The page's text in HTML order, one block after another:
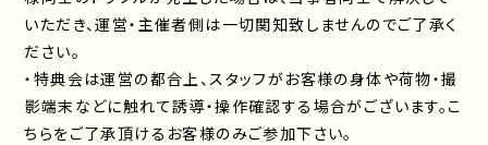
いただき、運営・主催者側は一切関知致しませんのでご了承く
ださい。
・特典会は運営の都合上、スタッフがお客様の身体や荷物・撮
影端末などに触れて誘導・操作確認する場合がございます。こ
ちらをご了承頂けるお客様のみご参加下さい。